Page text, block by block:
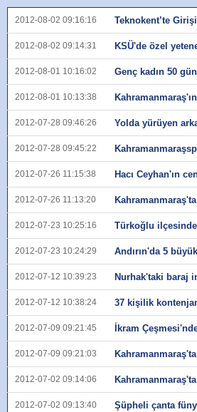
2012-08-02 09:16:16 Teknokent’te
2012-08-02 09:14:31 KSÜ'de özel
2012-08-01 10:16:02 Genç kadın 50
2012-08-01 10:13:38
2012-07-28 09:46:26 Yolda yürüyen
2012-07-28 09:45:22
2012-07-26 11:15:38 Hacı Ceyhan'ın
2012-07-26 11:13:20
2012-07-23 10:25:16 Türkoğlu
2012-07-23 10:24:29 Andırın'da 5
2012-07-12 10:39:23 Nurhak'taki baraj
2012-07-12 10:38:24 37 kişilik
2012-07-09 09:21:45 İkram
2012-07-09 09:21:03
2012-07-02 09:14:06
2012-07-02 09:13:40 Şüpheli çanta